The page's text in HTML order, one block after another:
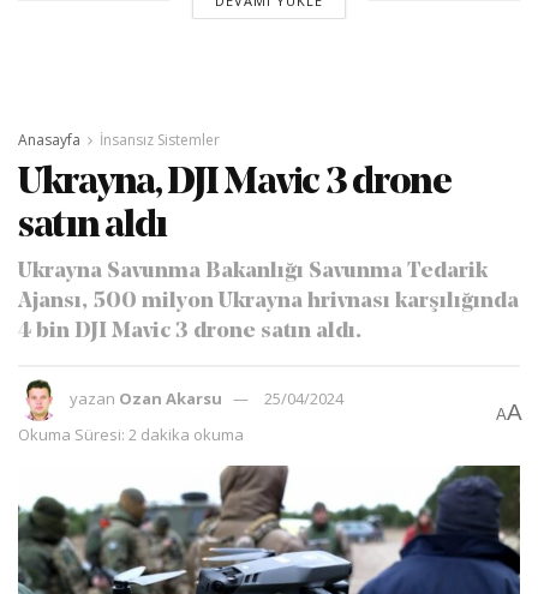
Anasayfa İnsansız Sistemler
Ukrayna, DJI Mavic 3 drone
satın aldı
Ukrayna Savunma Bakanlığı Savunma Tedarik
Ajansı, 500 milyon Ukrayna hrivnası karşılığında
4 bin DJI Mavic 3 drone satın aldı.
yazan Ozan Akarsu
25/04/2024
Okuma Süresi: 2 dakika okuma
AA